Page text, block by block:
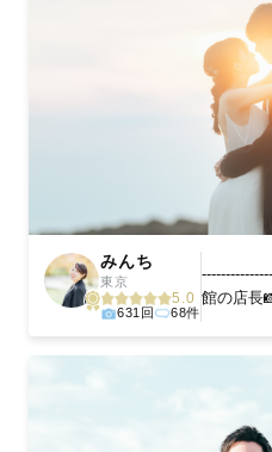
みんち
東京
5.0
631回 68件
館の店長